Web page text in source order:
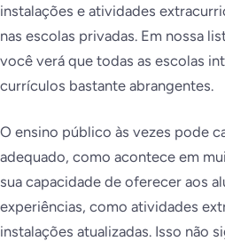
instalações e atividades
nas escolas privadas. Em nossa
você verá que todas as escolas
currículos bastante abrangentes.
O ensino público às vezes pode
adequado, como acontece em
sua capacidade de oferecer aos
experiências, como atividades
instalações atualizadas. Isso não